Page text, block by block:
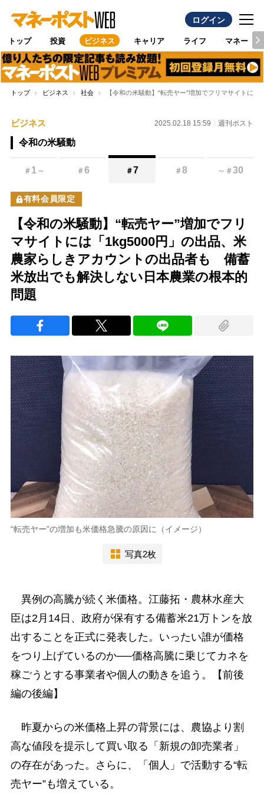
ログイン
トップ 投資 ビジネス キャリア ライフ マネー
トップ ビジネス 社会 【令和の米騒動】“転売ヤー”増加でフリマサイトに
ビジネス 2025.02.18 15:59 週刊ポスト
令和の米騒動
＃ 1 ～ ＃6 ＃7 ＃8 ～ ＃30
有料会員限定
【令和の米騒動】“転売ヤー”増加でフリ
マサイトには「1kg5000円」の出品、米
農家らしきアカウントの出品者も 備蓄
米放出でも解決しない日本農業の根本的
問題
“転売ヤー”の増加も米価格急騰の原因に（イメージ）
写真2枚
異例の高騰が続く米価格。江藤拓・農林水産大
臣は2月14日、政府が保有する備蓄米21万トンを放
出することを正式に発表した。いったい誰が価格
をつり上げているのか──価格高騰に乗じてカネを
稼ごうとする事業者や個人の動きを追う。【前後
編の後編】
昨夏からの米価格上昇の背景には、農協より割
高な値段を提示して買い取る「新規の卸売業者」
の存在があった。さらに、「個人」で活動する“転
売ヤー”も増えている。